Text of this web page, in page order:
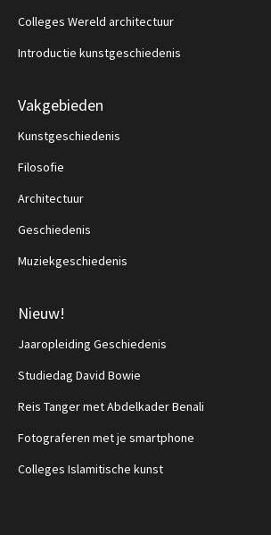
Colleges Wereld architectuur
Introductie kunstgeschiedenis
Vakgebieden
Kunstgeschiedenis
Filosofie
Architectuur
Geschiedenis
Muziekgeschiedenis
Nieuw!
Jaaropleiding Geschiedenis
Studiedag David Bowie
Reis Tanger met Abdelkader Benali
Fotograferen met je smartphone
Colleges Islamitische kunst